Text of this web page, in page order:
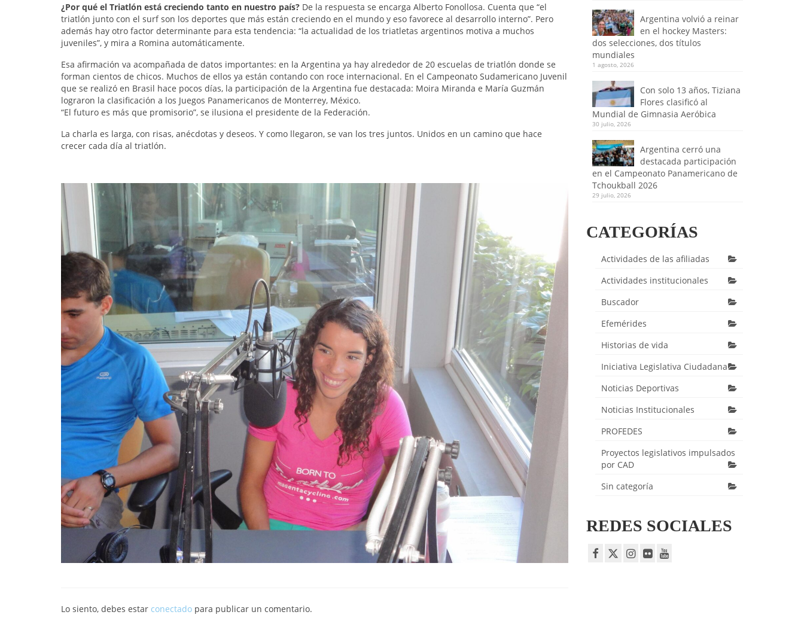
¿Por qué el Triatlón está creciendo tanto en nuestro país? De la respuesta se encarga Alberto Fonollosa. Cuenta que “el
triatlón junto con el surf son los deportes que más están creciendo en el mundo y eso favorece al desarrollo interno”. Pero
además hay otro factor determinante para esta tendencia: “la actualidad de los triatletas argentinos motiva a muchos
juveniles”, y mira a Romina automáticamente.
Esa afirmación va acompañada de datos importantes: en la Argentina ya hay alrededor de 20 escuelas de triatlón donde se
forman cientos de chicos. Muchos de ellos ya están contando con roce internacional. En el Campeonato Sudamericano Juvenil
que se realizó en Brasil hace pocos días, la participación de la Argentina fue destacada: Moira Miranda e María Guzmán
lograron la clasificación a los Juegos Panamericanos de Monterrey, México.
“El futuro es más que promisorio”, se ilusiona el presidente de la Federación.
La charla es larga, con risas, anécdotas y deseos. Y como llegaron, se van los tres juntos. Unidos en un camino que hace
crecer cada día al triatlón.
Lo siento, debes estar conectado para publicar un comentario.
Argentina volvió a reinar
en el hockey Masters:
dos selecciones, dos títulos
mundiales
1 agosto, 2026
Con solo 13 años, Tiziana
Flores clasificó al
Mundial de Gimnasia Aeróbica
30 julio, 2026
Argentina cerró una
destacada participación
en el Campeonato Panamericano de
Tchoukball 2026
29 julio, 2026
CATEGORÍAS
Actividades de las afiliadas
Actividades institucionales
Buscador
Efemérides
Historias de vida
Iniciativa Legislativa Ciudadana
Noticias Deportivas
Noticias Institucionales
PROFEDES
Proyectos legislativos impulsados
por CAD
Sin categoría
REDES SOCIALES